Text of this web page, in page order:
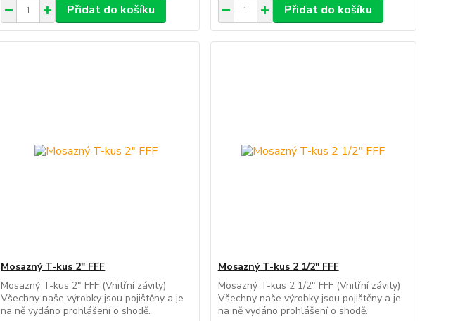
Přidat do košíku Přidat do košíku
Mosazný T-kus 2" FFF
Mosazný T-kus 2" FFF (Vnitřní závity)
Všechny naše výrobky jsou pojištěny a je
na ně vydáno prohlášení o shodě.
Mosazný T-kus 2 1/2" FFF
Mosazný T-kus 2 1/2" FFF (Vnitřní závity)
Všechny naše výrobky jsou pojištěny a je
na ně vydáno prohlášení o shodě.